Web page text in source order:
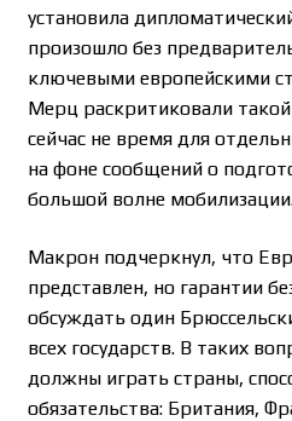
установила
произошло без
ключевыми европейскими
Мерц раскритиковали
сейчас не время для
на фоне сообщений о
большой волне
Макрон подчеркнул, что
представлен, но гарантии
обсуждать один
всех государств. В таких
должны играть страны,
обязательства: Британия,